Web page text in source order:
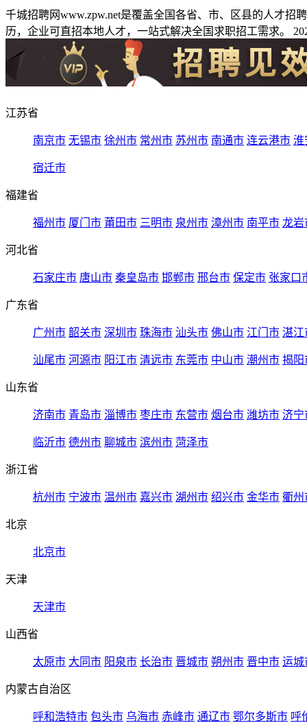
千城招聘网www.zpw.net是覆盖全国各省、市、区县的人才
历，企业可直招本地人才，一站式解决全国求职招工需求。
江苏省
南京市 无锡市 徐州市 常州市 苏州市 南通市 连云港市 淮
宿迁市
福建省
福州市 厦门市 莆田市 三明市 泉州市 漳州市 南平市 龙岩
河北省
石家庄市 唐山市 秦皇岛市 邯郸市 邢台市 保定市 张家口
广东省
广州市 韶关市 深圳市 珠海市 汕头市 佛山市 江门市 湛江
汕尾市 河源市 阳江市 清远市 东莞市 中山市 潮州市 揭阳
山东省
济南市 青岛市 淄博市 枣庄市 东营市 烟台市 潍坊市 济宁
临沂市 德州市 聊城市 滨州市 菏泽市
浙江省
杭州市 宁波市 温州市 嘉兴市 湖州市 绍兴市 金华市 衢州
北京
北京市
天津
天津市
山西省
太原市 大同市 阳泉市 长治市 晋城市 朔州市 晋中市 运城
内蒙古自治区
呼和浩特市 包头市 乌海市 赤峰市 通辽市 鄂尔多斯市 呼